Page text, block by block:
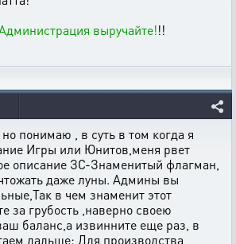
выручайте!!!
понимаю , в суть в том когда я
Игры или Юнитов,меня рвет
описание ЗС-Знаменитый флагман,
даже луны. Админы вы
в чем знаменит этот
за грубость ,наверно своею
баланс,а извинните еще раз, в
дальше: Для производства